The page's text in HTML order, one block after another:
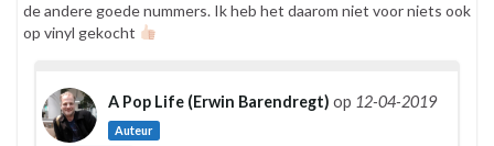
de andere goede nummers. Ik heb het daarom niet voor niets ook
op vinyl gekocht
A Pop Life (Erwin Barendregt) op 12-04-2019
Auteur